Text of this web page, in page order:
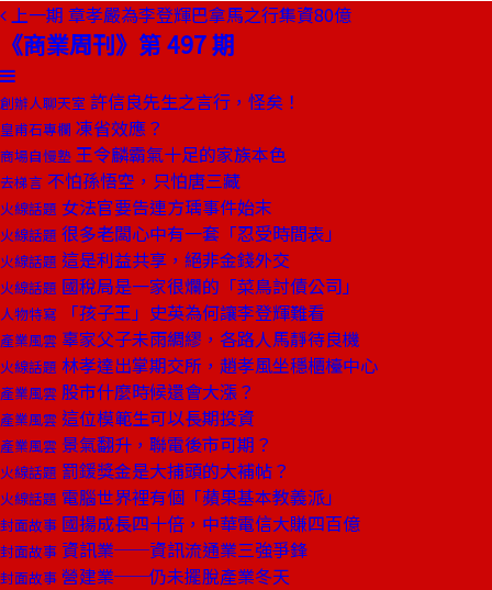
上一期 章孝嚴為李登輝巴拿馬之行集資80億
《商業周刊》第 497 期
創辦人聊天室 許信良先生之言行，怪矣！
皇甫石專欄 凍省效應？
商場自慢塾 王令麟霸氣十足的家族本色
去梯言 不怕孫悟空，只怕唐三藏
火線話題 女法官要告連方瑀事件始末
火線話題 很多老闆心中有一套「忍受時間表」
火線話題 這是利益共享，絕非金錢外交
火線話題 國稅局是一家很爛的「菜鳥討債公司」
人物特寫 「孩子王」史英為何讓李登輝難看
產業風雲 辜家父子未雨綢繆，各路人馬靜待良機
火線話題 林孝達出掌期交所，趙孝風坐穩櫃檯中心
產業風雲 股市什麼時候還會大漲？
產業風雲 這位模範生可以長期投資
產業風雲 景氣翻升，聯電後市可期？
火線話題 罰鍰獎金是大捕頭的大補帖？
火線話題 電腦世界裡有個「蘋果基本教義派」
封面故事 國揚成長四十倍，中華電信大賺四百億
封面故事 資訊業──資訊流通業三強爭鋒
封面故事 營建業──仍未擺脫產業冬天